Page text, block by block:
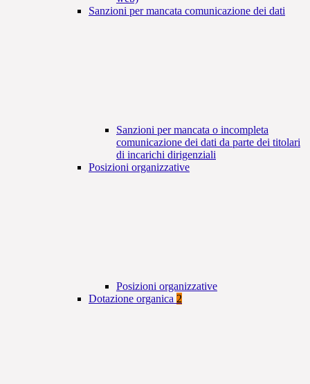
Sanzioni per mancata comunicazione dei dati
Sanzioni per mancata o incompleta
comunicazione dei dati da parte dei titolari
di incarichi dirigenziali
Posizioni organizzative
Posizioni organizzative
Dotazione organica 2